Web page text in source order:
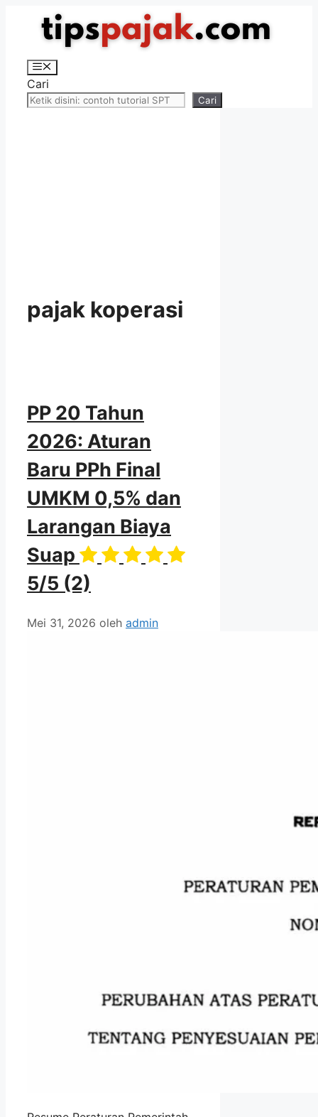
Langsung
Menu
Cari
Cari
pajak koperasi
PP 20 Tahun
2026: Aturan
Baru PPh Final
UMKM 0,5% dan
Larangan Biaya
Suap
5/5 (2)
Mei 31, 2026 oleh admin